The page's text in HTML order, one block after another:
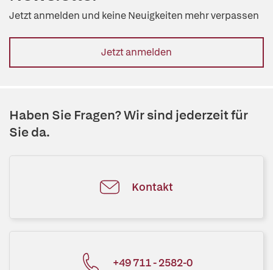
Jetzt anmelden und keine Neuigkeiten mehr verpassen
Jetzt anmelden
Haben Sie Fragen? Wir sind jederzeit für
Sie da.
Kontakt
+49 711 - 2582-0